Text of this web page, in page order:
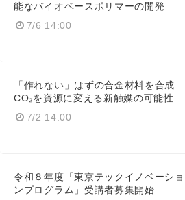
能なバイオベースポリマーの開発
7/6 14:00
「作れない」はずの合金材料を合成—
CO₂を資源に変える新触媒の可能性
7/2 14:00
令和８年度「東京テックイノベーショ
ンプログラム」受講者募集開始